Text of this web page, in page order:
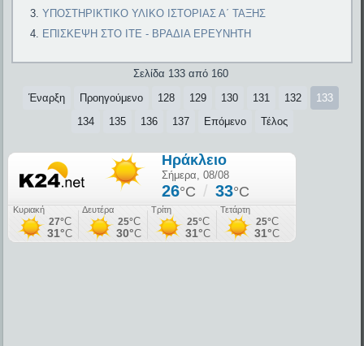
ΥΠΟΣΤΗΡΙΚΤΙΚΟ ΥΛΙΚΟ ΙΣΤΟΡΙΑΣ Α΄ ΤΑΞΗΣ
ΕΠΙΣΚΕΨΗ ΣΤΟ ΙΤΕ - ΒΡΑΔΙΑ ΕΡΕΥΝΗΤΗ
Σελίδα 133 από 160
Έναρξη
Προηγούμενο 128 129 130 131 132
133
134
135 136 137 Επόμενο Τέλος